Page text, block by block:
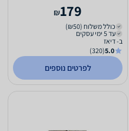
179
₪
כולל משלוח (₪50)
עד 5 ימי עסקים
ב- דיאז
5.0
(320)
לפרטים נוספים